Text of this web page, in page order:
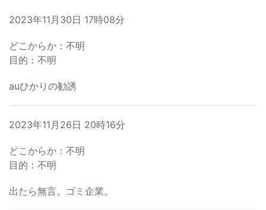
2023年11月30日 17時08分
どこからか：不明
目的：不明
auひかりの勧誘
2023年11月26日 20時16分
どこからか：不明
目的：不明
出たら無言。ゴミ企業。